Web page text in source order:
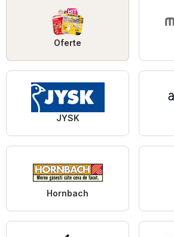
Oferte
JYSK
Hornbach